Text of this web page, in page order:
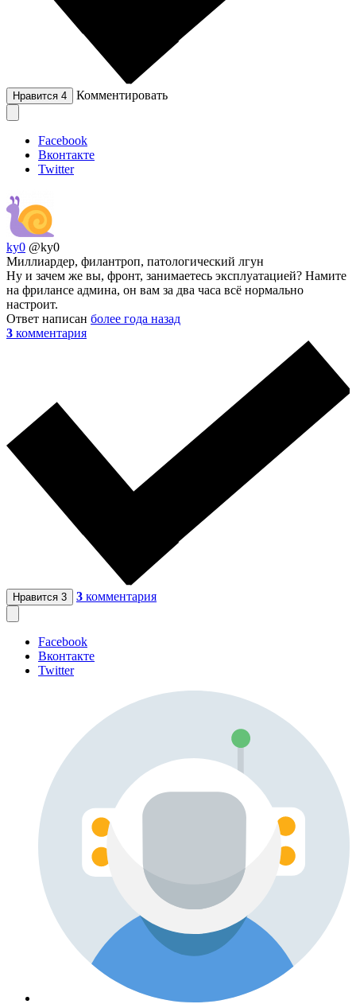
Нравится 4 Комментировать
Facebook
Вконтакте
Twitter
ky0 @ky0
Миллиардер, филантроп, патологический лгун
Ну и зачем же вы, фронт, занимаетесь эксплуатацией? Намите
на фрилансе админа, он вам за два часа всё нормально
настроит.
Ответ написан более года назад
3 комментария
Нравится 3 3 комментария
Facebook
Вконтакте
Twitter